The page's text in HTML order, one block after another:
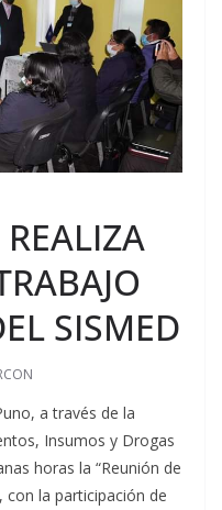
SISMED
a través de la
Insumos y Drogas
horas la “Reunión de
con la participación de